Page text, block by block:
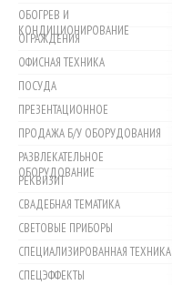
ОБОГРЕВ И
КОНДИЦИОНИРОВАНИЕ
ОГРАЖДЕНИЯ
ОФИСНАЯ ТЕХНИКА
ПОСУДА
ПРЕЗЕНТАЦИОННОЕ
ПРОДАЖА Б/У ОБОРУДОВАНИЯ
РАЗВЛЕКАТЕЛЬНОЕ
ОБОРУДОВАНИЕ
РЕКВИЗИТ
СВАДЕБНАЯ ТЕМАТИКА
СВЕТОВЫЕ ПРИБОРЫ
СПЕЦИАЛИЗИРОВАННАЯ ТЕХНИКА
СПЕЦЭФФЕКТЫ